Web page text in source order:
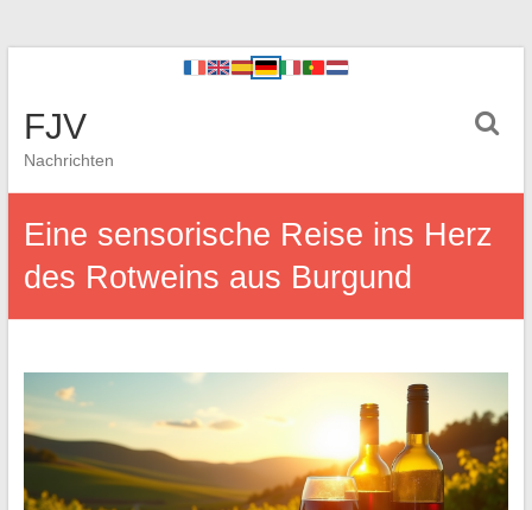
FJV
Nachrichten
Eine sensorische Reise ins Herz
des Rotweins aus Burgund